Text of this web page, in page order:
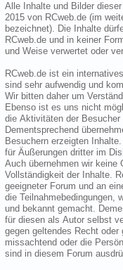
Alle Inhalte und Bilder
2015 von RCweb.de (im
bezeichnet). Die Inhalte
RCweb.de und in keiner
und Weise verwertet oder
RCweb.de ist ein
sind sehr aufwendig und
Wir bitten daher um
Ebenso ist es uns nicht
die Aktivitäten der
Dementsprechend
Besuchern erzeigten
für Äußerungen dritter im
Auch übernehmen wir keine
Vollständigkeit der Inhalte.
geeigneter Forum und an
die Teilnahmebedingungen,
und bekannt gemacht.
für diesen als Autor selbst
gegen geltendes Recht
missachtend oder die
sind in diesem Forum